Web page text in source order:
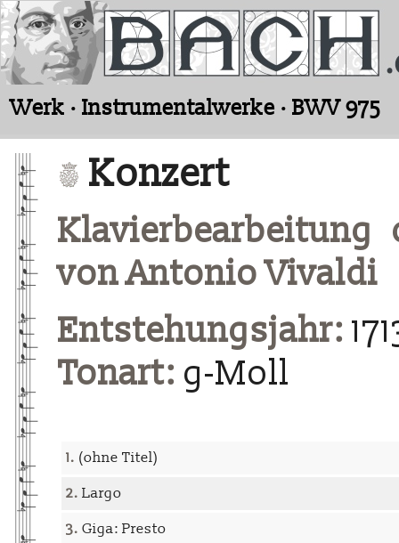
Werk · Instrumentalwerke · BWV 975
Konzert
von Antonio Vivaldi
Entstehungsjahr:
Tonart: g-Moll
1. (ohne Titel)
2. Largo
3. Giga: Presto